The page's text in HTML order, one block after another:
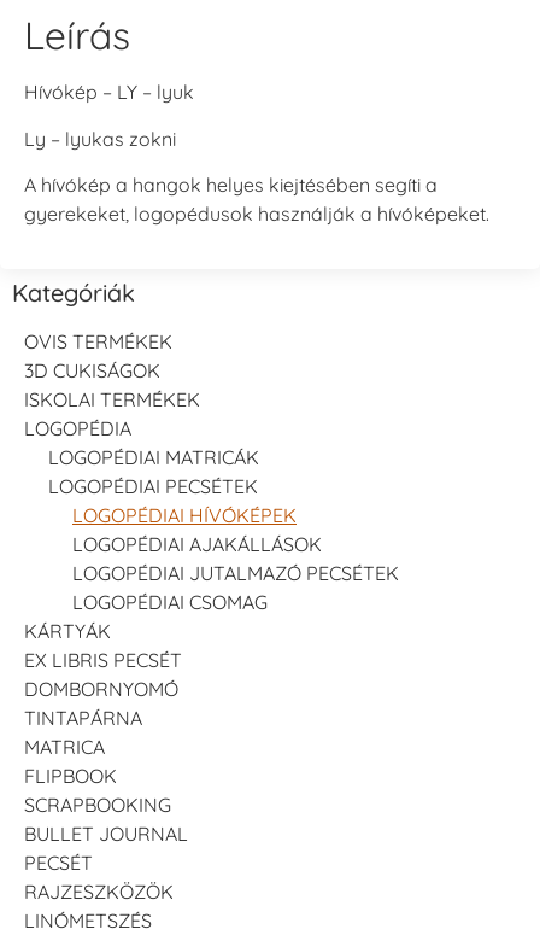
Leírás
Hívókép – LY – lyuk
Ly – lyukas zokni
A hívókép a hangok helyes kiejtésében segíti a
gyerekeket, logopédusok használják a hívóképeket.
Kategóriák
OVIS TERMÉKEK
3D CUKISÁGOK
ISKOLAI TERMÉKEK
LOGOPÉDIA
LOGOPÉDIAI MATRICÁK
LOGOPÉDIAI PECSÉTEK
LOGOPÉDIAI HÍVÓKÉPEK
LOGOPÉDIAI AJAKÁLLÁSOK
LOGOPÉDIAI JUTALMAZÓ PECSÉTEK
LOGOPÉDIAI CSOMAG
KÁRTYÁK
EX LIBRIS PECSÉT
DOMBORNYOMÓ
TINTAPÁRNA
MATRICA
FLIPBOOK
SCRAPBOOKING
BULLET JOURNAL
PECSÉT
RAJZESZKÖZÖK
LINÓMETSZÉS